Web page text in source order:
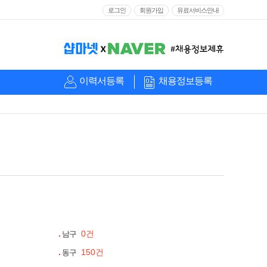
로그인 회원가입 유료서비스안내
이력서등록 채용정보등록
남구 0건
동구 150건